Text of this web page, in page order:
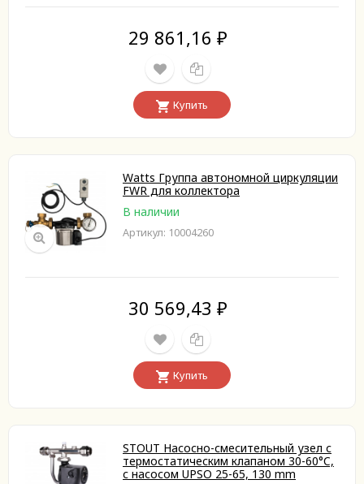
29 861,16 ₽
Купить
Watts Группа автономной циркуляции
FWR для коллектора
В наличии
Артикул: 10004260
30 569,43 ₽
Купить
STOUT Насосно-смесительный узел с
термостатическим клапаном 30-60°C,
с насосом UPSO 25-65, 130 mm